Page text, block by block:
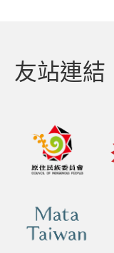
友站連結